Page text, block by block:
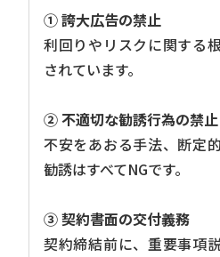
① 誇大広告の禁止
利回りやリスクに関する
されています。
② 不適切な勧誘行為の禁止
不安をあおる手法、断定
勧誘はすべてNGです。
③ 契約書面の交付義務
契約締結前に、重要事項